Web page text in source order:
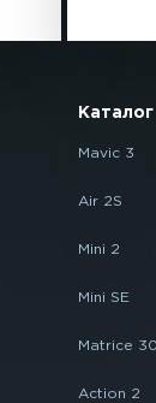
Каталог
Mavic 3
Air 2S
Mini 2
Mini SE
Matrice
Action 2